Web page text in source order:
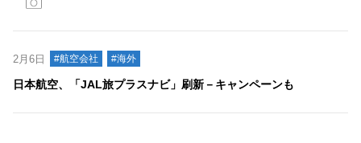
2月6日 #航空会社 #海外
日本航空、「JAL旅プラスナビ」刷新－キャンペーンも